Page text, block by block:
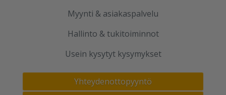
Myynti & asiakaspalvelu
Hallinto & tukitoiminnot
Usein kysytyt kysymykset
Yhteydenottopyyntö